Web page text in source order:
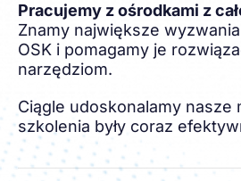
Pracujemy z ośrodkami z
Znamy największe
OSK i pomagamy je
narzędziom.
Ciągle udoskonalamy nasze
szkolenia były coraz